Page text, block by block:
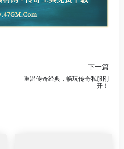
下一篇
重温传奇经典，畅玩传奇私服刚
开！